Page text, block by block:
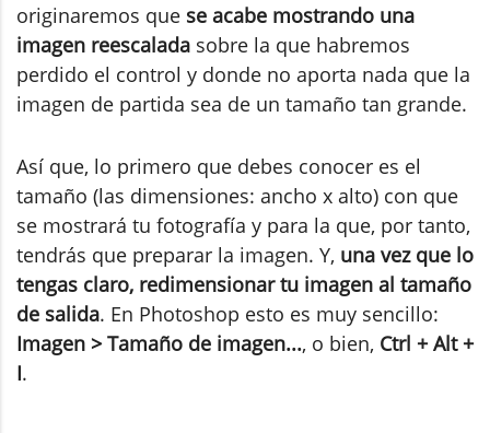
originaremos que se acabe mostrando una
imagen reescalada sobre la que habremos
perdido el control y donde no aporta nada que la
imagen de partida sea de un tamaño tan grande.
Así que, lo primero que debes conocer es el
tamaño (las dimensiones: ancho x alto) con que
se mostrará tu fotografía y para la que, por tanto,
tendrás que preparar la imagen. Y, una vez que lo
tengas claro, redimensionar tu imagen al tamaño
de salida. En Photoshop esto es muy sencillo:
Imagen > Tamaño de imagen..., o bien, Ctrl + Alt +
I.